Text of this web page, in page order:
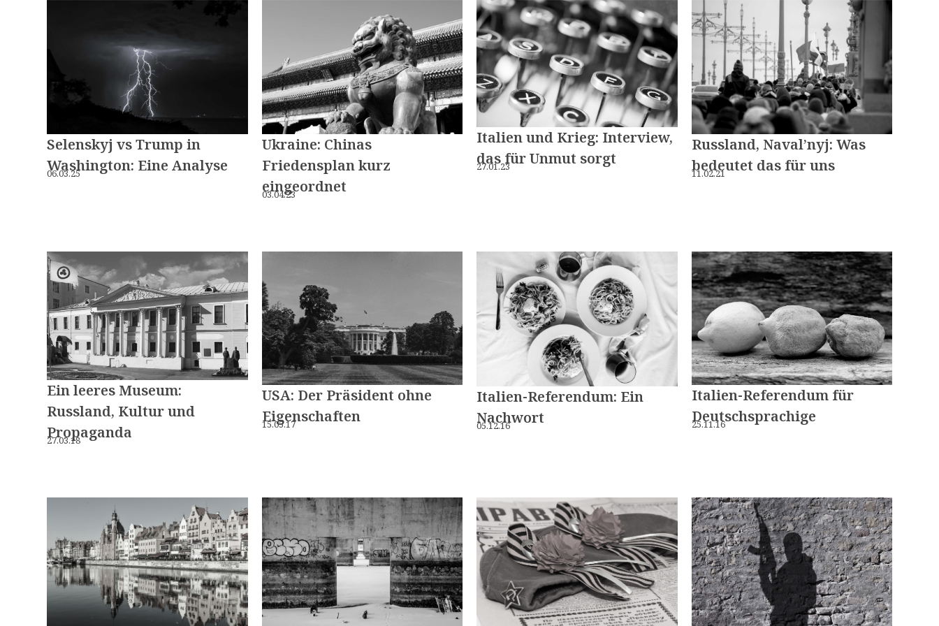
Selenskyj vs Trump in
Washington: Eine Analyse
06.03.25
Ukraine: Chinas
Friedensplan kurz
eingeordnet
03.04.23
Italien und Krieg: Interview,
das für Unmut sorgt
27.01.23
Russland, Naval’nyj: Was
bedeutet das für uns
11.02.21
Ein leeres Museum:
Russland, Kultur und
Propaganda
27.03.18
USA: Der Präsident ohne
Eigenschaften
15.05.17
Italien-Referendum: Ein
Nachwort
05.12.16
Italien-Referendum für
Deutschsprachige
25.11.16